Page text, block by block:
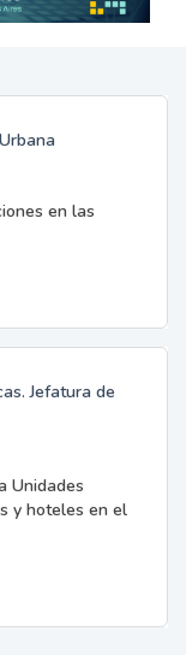
en las
Jefatura de
Unidades
y hoteles en el